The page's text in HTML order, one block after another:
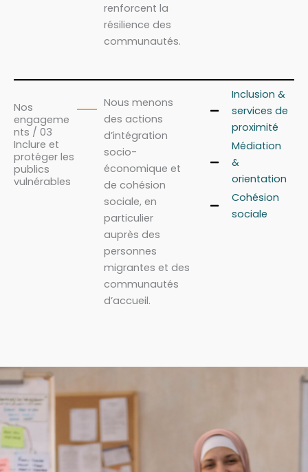
renforcent la
résilience des
communautés.
Nos
engageme
nts / 03
Inclure et
protéger les
publics
vulnérables
Nous menons
des actions
d’intégration
socio-
économique et
de cohésion
sociale, en
particulier
auprès des
personnes
migrantes et des
communautés
d’accueil.
Inclusion &
services de
proximité
Médiation
&
orientation
Cohésion
sociale